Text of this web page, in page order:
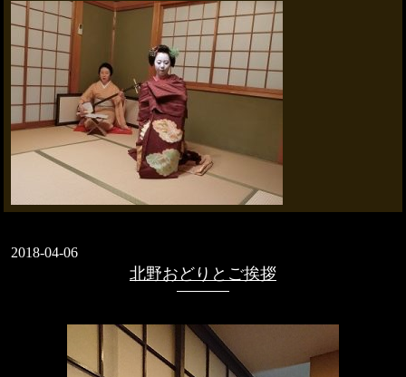
2018-04-06
北野おどりとご挨拶